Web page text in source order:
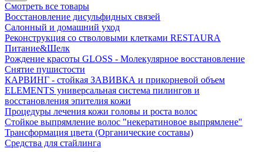
Смотреть все товары
Восстановление дисульфидных связей
Салонный и домашний уход
Реконструкция со стволовыми клетками RESTAURA
Питание&Шелк
Рождение красоты GLOSS - Молекулярное восстановление
Снятие пушистости
КАРВИНГ - стойкая ЗАВИВКА и прикорневой объем
ELEMENTS универсальная система пилингов и
восстановления эпителия кожи
Процедуры лечения кожи головы и роста волос
Стойкое выпрямление волос "некератиновое выпрямлене"
Трансформация цвета (Органические составы)
Средства для стайлинга